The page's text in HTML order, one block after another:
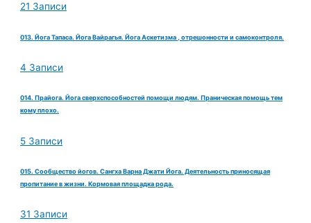
21 Записи
013. Йога Тапаса. Йога Вайрагья. Йога Аскетизма , отрешонности и самоконтроля.
4 Записи
014. Прайога. Йога сверхспособностей помощи людям. Праническая помощь тем
кому плохо.
5 Записи
015. Сообщество йогов. Сангха Варна Джати Йога. Деятельность приносящая
пропитание в жизни. Кормовая площадка рода.
31 Записи